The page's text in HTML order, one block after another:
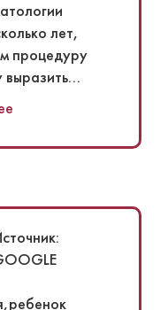
лет,
процедуру
выразить
прием. С
нашла
зуб, ничего не
как все
ценник,